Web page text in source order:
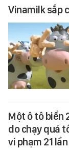
Vinamilk sắp
Một ô tô biển
do chạy quá
vi phạm 21 lần